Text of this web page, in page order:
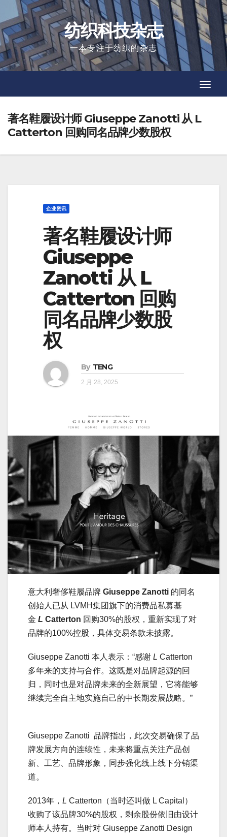
to
content
纺织科技杂志
一本专注于纺织的杂志
著名鞋履设计师 Giuseppe Zanotti 从 L
Catterton 回购同名品牌少数股权
企业资讯
著名鞋履设计师
Giuseppe
Zanotti 从 L
Catterton 回购
同名品牌少数股
权
By TENG
2 月 28, 2025
意大利奢侈鞋履品牌 Giuseppe Zanotti 的同名
创始人已从 LVMH集团旗下的消费品私募基
金 L Catterton 回购30%的股权，重新实现了对
品牌的100%控股，具体交易条款未披露。
Giuseppe Zanotti 本人表示：“感谢 L Catterton
多年来的支持与合作。这既是对品牌起源的回
归，同时也是对品牌未来的全新展望，它将能够
继续完全自主地实施自己的中长期发展战略。”
Giuseppe Zanotti 品牌指出，此次交易确保了品
牌发展方向的连续性，未来将重点关注产品创
新、工艺、品牌形象，同步强化线上线下分销渠
道。
2013年， L Catterton（当时还叫做 L Capital）
收购了该品牌30%的股权，剩余股份依旧由设计
师本人持有。当时对 Giuseppe Zanotti Design